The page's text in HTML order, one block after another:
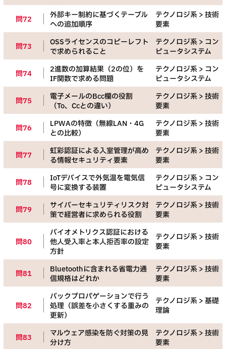
問72
外部キー制約に基づくテーブル
への追加順序
テクノロジ系 > 技術
要素
問73
OSSライセンスのコピーレフト
で求められること
テクノロジ系 > コン
ピュータシステム
問74
2進数の加算結果（2の位）を
IF関数で求める問題
テクノロジ系 > コン
ピュータシステム
問75
電子メールのBcc欄の役割
（To、Ccとの違い）
テクノロジ系 > 技術
要素
問76
LPWAの特徴（無線LAN・4G
との比較）
テクノロジ系 > 技術
要素
問77
虹彩認証による入室管理が高め
る情報セキュリティ要素
テクノロジ系 > 技術
要素
問78
IoTデバイスで外気温を電気信
号に変換する装置
テクノロジ系 > コン
ピュータシステム
問79
サイバーセキュリティリスク対
策で経営者に求められる役割
テクノロジ系 > 技術
要素
問80
バイオメトリクス認証における
他人受入率と本人拒否率の設定
方針
テクノロジ系 > 技術
要素
問81
Bluetoothに含まれる省電力通
信規格はどれか
テクノロジ系 > 技術
要素
問82
バックプロパゲーションで行う
処理（誤差を小さくする重みの
更新）
テクノロジ系 > 基礎
理論
問83
マルウェア感染を防ぐ対策の見
分け方
テクノロジ系 > 技術
要素